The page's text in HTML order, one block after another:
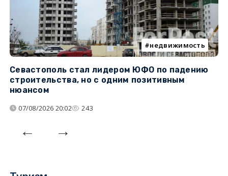
недвижимость
Севастополь стал лидером ЮФО по падению
строительства, но с одним позитивным
нюансом
07/08/2026 20:02 243